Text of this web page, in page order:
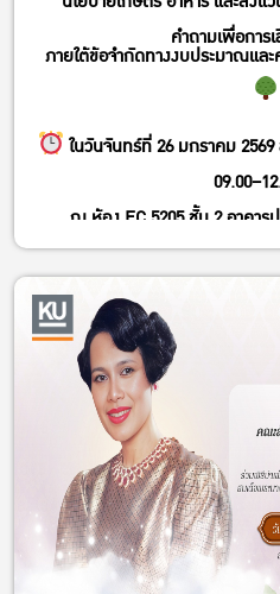
คำถามเพื่อการ
ภายใต้ข้อจำกัดทางงบประมาณและ
ในวันจันทร์ที่ 26 มกราคม 2569
ณ ห้อง EC 5205 ชั้น 2 อาคา
มหาวิทยาลัยเ
https://
สามารถลงทะเบียนเข้าร่วมที่